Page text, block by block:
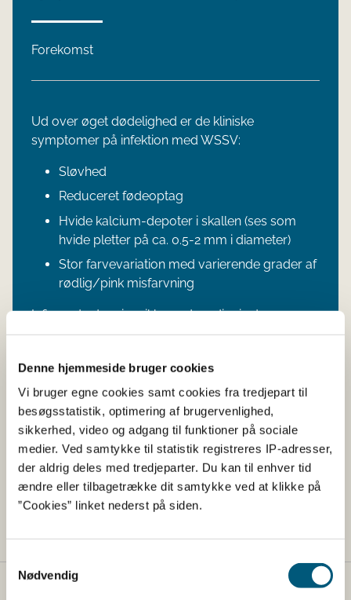
Denne hjemmeside bruger cookies
Vi bruger egne cookies samt cookies fra tredjepart til
besøgsstatistik, optimering af brugervenlighed,
sikkerhed, video og adgang til funktioner på sociale
medier. Ved samtykke til statistik registreres IP-adresser,
der aldrig deles med tredjeparter. Du kan til enhver tid
ændre eller tilbagetrække dit samtykke ved at klikke på
”Cookies” linket nederst på siden.
Samtykkevalg
Nødvendig
Forekomst
Ud over øget dødelighed er de kliniske
symptomer på infektion med WSSV:
Sløvhed
Reduceret fødeoptag
Hvide kalcium-depoter i skallen (ses som
hvide pletter på ca. 0.5-2 mm i diameter)
Stor farvevariation med varierende grader af
rødlig/pink misfarvning
Inficerede dyr viser ikke nødvendigvis de
ovennævnte symptomer.
Lovstof
Lovstof for dyresygdomme